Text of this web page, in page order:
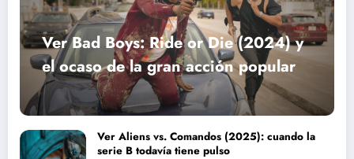
Ver Bad Boys: Ride or Die (2024) y
el ocaso de la gran acción popular
Ver Aliens vs. Comandos (2025): cuando la
serie B todavía tiene pulso